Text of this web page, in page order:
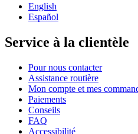
English
Español
Service à la clientèle
Pour nous contacter
Assistance routière
Mon compte et mes
Paiements
Conseils
FAQ
Accessibilité